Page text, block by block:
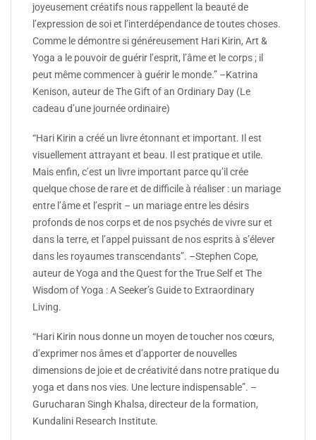
joyeusement créatifs nous rappellent la beauté de
l’expression de soi et l’interdépendance de toutes choses.
Comme le démontre si généreusement Hari Kirin, Art &
Yoga a le pouvoir de guérir l’esprit, l’âme et le corps ; il
peut même commencer à guérir le monde.” –Katrina
Kenison, auteur de The Gift of an Ordinary Day (Le
cadeau d’une journée ordinaire)
“Hari Kirin a créé un livre étonnant et important. Il est
visuellement attrayant et beau. Il est pratique et utile.
Mais enfin, c’est un livre important parce qu’il crée
quelque chose de rare et de difficile à réaliser : un mariage
entre l’âme et l’esprit – un mariage entre les désirs
profonds de nos corps et de nos psychés de vivre sur et
dans la terre, et l’appel puissant de nos esprits à s’élever
dans les royaumes transcendants”. –Stephen Cope,
auteur de Yoga and the Quest for the True Self et The
Wisdom of Yoga : A Seeker’s Guide to Extraordinary
Living.
“Hari Kirin nous donne un moyen de toucher nos cœurs,
d’exprimer nos âmes et d’apporter de nouvelles
dimensions de joie et de créativité dans notre pratique du
yoga et dans nos vies. Une lecture indispensable”. –
Gurucharan Singh Khalsa, directeur de la formation,
Kundalini Research Institute.